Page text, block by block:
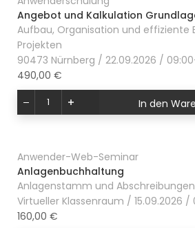
Angebot und Kalkulation
Aufbau, Organisation und effiziente
Projekten
90473 Nürnberg / 22.09.2026 /
490,00 €
In den
Anwender-Web-Seminar
Anlagenbuchhaltung
Anlagenstamm und
Virtueller Klassenraum / 15.09.2026 /
160,00 €